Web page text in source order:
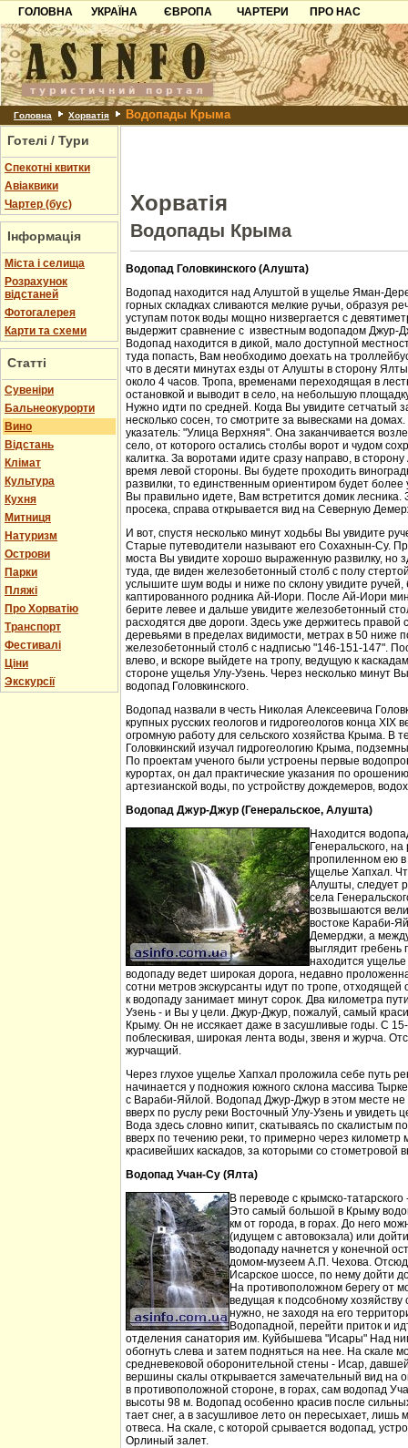
ГОЛОВНА
УКРАЇНА
Карпати
Азов
Причорноморря
Шацьк
ЄВРОПА
Чорногорія
Хорватія
Болгарія
Албанія
ЧАРТЕРИ
ПРО НАС
Контакти
Партнерам
Додати готель
Головна Хорватія Водопады Крыма
Готелі / Тури
Спекотні квитки
Авіаквики
Чартер (бус)
Інформація
Міста і селища
Розрахунок
відстаней
Фотогалерея
Карти та схеми
Статті
Cувеніри
Бальнеокурорти
Вино
Відстань
Клімат
Культура
Кухня
Митниця
Натуризм
Острови
Парки
Пляжі
Про Хорватію
Транспорт
Фестивалі
Ціни
Экскурсії
Хорватія
Водопады Крыма
Водопад Головкинского (Алушта)
Водопад находится над Алуштой в ущелье Яман-
горных складках сливаются мелкие ручьи, образуя
уступам поток воды мощно низвергается с
выдержит сравнение с известным водопадом Джур-
Водопад находится в дикой, мало доступной
туда попасть, Вам необходимо доехать на
что в десяти минутах езды от Алушты в сторону
около 4 часов. Тропа, временами переходящая в
остановкой и выводит в село, на небольшую
Нужно идти по средней. Когда Вы увидите сетчатый
несколько сосен, то смотрите за вывесками на
указатель: "Улица Верхняя". Она заканчивается
село, от которого остались столбы ворот и чудом
калитка. За воротами идите сразу направо, в
время левой стороны. Вы будете проходить
развилки, то единственным ориентиром будет более
Вы правильно идете, Вам встретится домик лесника.
просека, справа открывается вид на Северную
И вот, спустя несколько минут ходьбы Вы увидите
Старые путеводители называют его Сохахнын-Су.
моста Вы увидите хорошо выраженную развилку, но
туда, где виден железобетонный столб с полу
услышите шум воды и ниже по склону увидите
каптированного родника Ай-Иори. После Ай-Иори
берите левее и дальше увидите железобетонный
расходятся две дороги. Здесь уже держитесь правой
деревьями в пределах видимости, метрах в 50 ниже
железобетонный столб с надписью "146-151-147".
влево, и вскоре выйдете на тропу, ведущую к
стороне ущелья Улу-Узень. Через несколько минут
водопад Головкинского.
Водопад назвали в честь Николая Алексеевича
крупных русских геологов и гидрогеологов конца XIX
огромную работу для сельского хозяйства Крыма. В
Головкинский изучал гидрогеологию Крыма,
По проектам ученого были устроены первые
курортах, он дал практические указания по
артезианской воды, по устройству дождемеров,
Водопад Джур-Джур (Генеральское, Алушта)
Находится
Генеральского,
пропиленном ею в
ущелье Хапхал.
Алушты, следует
села
возвышаются
востоке Караби-
Демерджи, а
выглядит гребень
находится
водопаду ведет широкая дорога, недавно
сотни метров экскурсанты идут по тропе, отходящей
к водопаду занимает минут сорок. Два километра
Узень - и Вы у цели. Джур-Джур, пожалуй, самый
Крыму. Он не иссякает даже в засушливые годы. С
поблескивая, широкая лента воды, звеня и журча.
журчащий.
Через глухое ущелье Хапхал проложила себе путь
начинается у подножия южного склона массива
с Вараби-Яйлой. Водопад Джур-Джур в этом месте
вверх по руслу реки Восточный Улу-Узень и увидеть
Вода здесь словно кипит, скатываясь по скалистым
вверх по течению реки, то примерно через километр
красивейших каскадов, за которыми со стометровой
Водопад Учан-Су (Ялта)
В переводе с крымско-
Это самый большой в Крыму
км от города, в горах. До него
(идущем с автовокзала) или
водопаду начнется у конечной
домом-музеем А.П. Чехова.
Исарское шоссе, по нему дойти
На противоположном берегу от
ведущая к подсобному
нужно, не заходя на его
Водопадной, перейти приток и
отделения санатория им. Куйбышева "Исары" Над
обогнуть слева и затем подняться на нее. На скале
средневековой оборонительной стены - Исар,
вершины скалы открывается замечательный вид на
в противоположной стороне, в горах, сам водопад
высоты 98 м. Водопад особенно красив после
тает снег, а в засушливое лето он пересыхает, лишь
отвеса. На скале, с которой срывается водопад,
Орлиный залет.